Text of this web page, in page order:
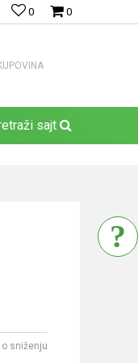
0
0
sajt
sniženju